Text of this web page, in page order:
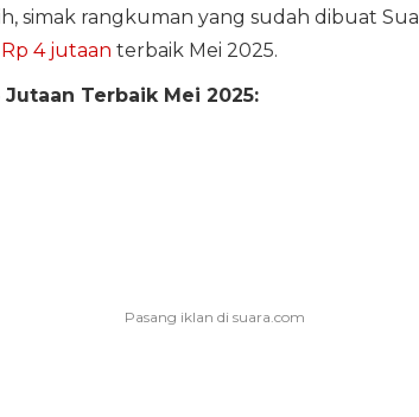
simak rangkuman yang sudah dibuat
4 jutaan terbaik Mei 2025.
Terbaik Mei 2025: